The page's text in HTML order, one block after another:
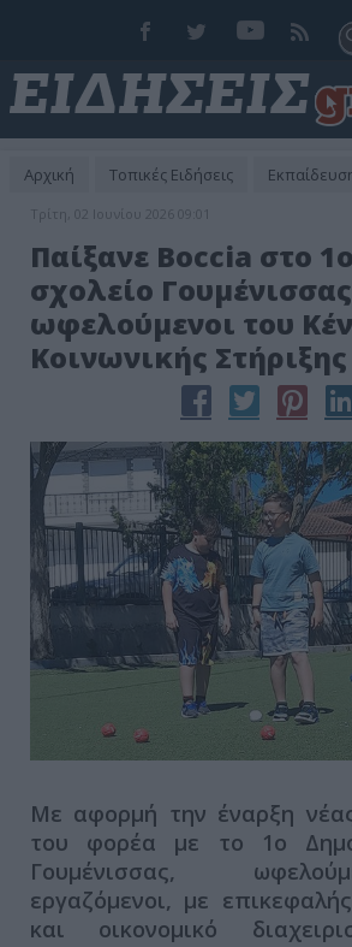
Αρχική Τοπικές Ειδήσεις
Τρίτη, 02 Ιουνίου 2026 09:01
Παίξανε Boccia στο
σχολείο
ωφελούμενοι του
Κοινωνικής
Με αφορμή την έναρξη
του φορέα με το 1ο
Γουμένισσας,
εργαζόμενοι, με
και οικονομικό